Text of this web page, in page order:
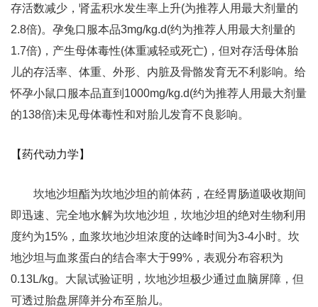
存活数减少，肾盂积水发生率上升(为推荐人用最大剂量的
2.8倍)。孕兔口服本品3mg/kg.d(约为推荐人用最大剂量的
1.7倍)，产生母体毒性(体重减轻或死亡)，但对存活母体胎
儿的存活率、体重、外形、内脏及骨骼发育无不利影响。给
怀孕小鼠口服本品直到1000mg/kg.d(约为推荐人用最大剂量
的138倍)未见母体毒性和对胎儿发育不良影响。
【药代动力学】
坎地沙坦酯为坎地沙坦的前体药，在经胃肠道吸收期间
即迅速、完全地水解为坎地沙坦，坎地沙坦的绝对生物利用
度约为15%，血浆坎地沙坦浓度的达峰时间为3-4小时。坎
地沙坦与血浆蛋白的结合率大于99%，表观分布容积为
0.13L/kg。大鼠试验证明，坎地沙坦极少通过血脑屏障，但
可透过胎盘屏障并分布至胎儿。